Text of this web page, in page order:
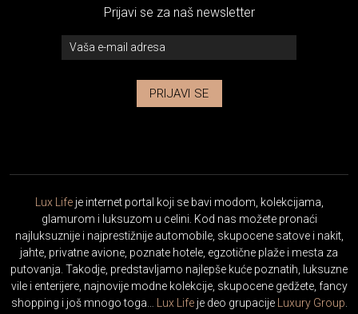
Prijavi se za naš newsletter
PRIJAVI SE
Lux Lifeje internet portal koji se bavi modom, kolekcijama,
glamurom i luksuzom u celini. Kod nas možete pronaći
najluksuznije i najprestižnije automobile, skupocene satove i nakit,
jahte, privatne avione, poznate hotele, egzotične plaže i mesta za
putovanja. Takodje, predstavljamo najlepše kuće poznatih, luksuzne
vile i enterijere, najnovije modne kolekcije, skupocene gedžete, fancy
shopping i još mnogo toga… Lux Lifeje deo grupacije Luxury Group